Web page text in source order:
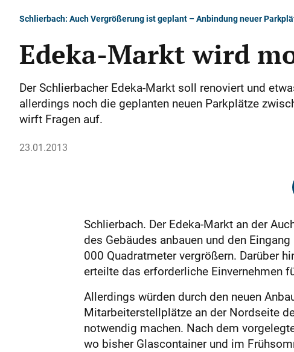
Schlierbach: Auch Vergrößerung ist geplant – Anbindung neuer
Edeka-Markt wird
Der Schlierbacher Edeka-Markt soll renoviert und
allerdings noch die geplanten neuen Parkplätze
wirft Fragen auf.
23.01.2013
Schlierbach. Der Edeka-Markt an der
des Gebäudes anbauen und den
000 Quadratmeter vergrößern. Darüber
erteilte das erforderliche Einvernehmen
Allerdings würden durch den neuen
Mitarbeiterstellplätze an der Nordseite
notwendig machen. Nach dem
wo bisher Glascontainer und im